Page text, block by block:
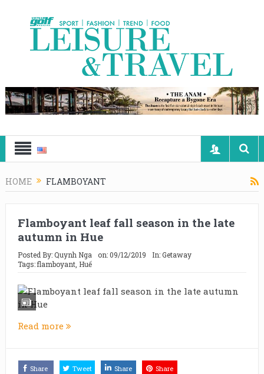
HOME FLAMBOYANT
Flamboyant leaf fall season in the late
autumn in Hue
Posted By:Quynh Nga on:09/12/2019 In:Getaway
Tags:flamboyant, Huế
Read more
Share Tweet Share Share